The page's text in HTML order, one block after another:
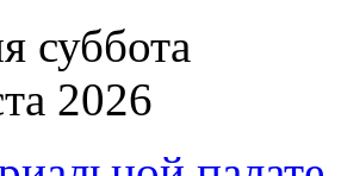
суббота
2026